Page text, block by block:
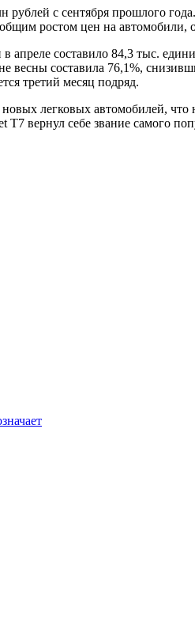
с сентября прошлого
ростом цен на автомобили,
составило 84,3 тыс.
весны составила 76,1%,
третий месяц подряд.
легковых автомобилей,
T7 вернул себе звание самого